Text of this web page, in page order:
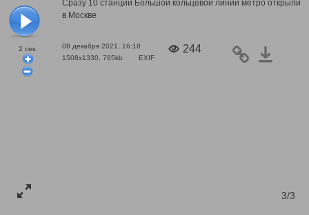
2 сек.
Сразу 10 станций Большой кольцевой линии метро открыли
в Москве
08 декабря 2021, 16:18
1508x1330, 785kb
EXIF
244
3/3